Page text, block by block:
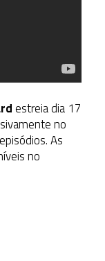
estreia dia 17
no
As
no